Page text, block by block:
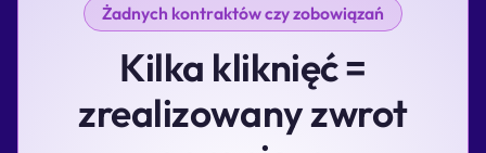
Żadnych kontraktów czy zobowiązań
Kilka kliknięć =
zrealizowany zwrot